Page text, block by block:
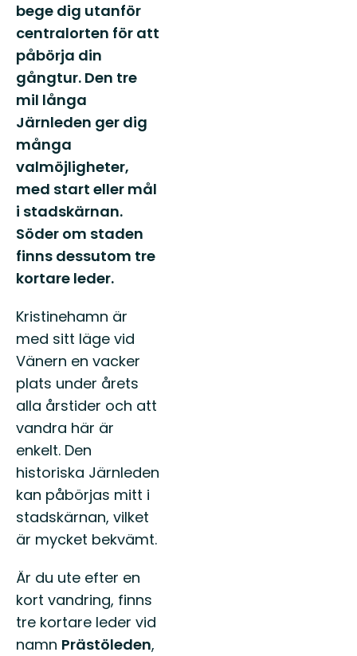
bege dig utanför
centralorten för att
påbörja din
gångtur. Den tre
mil långa
Järnleden ger dig
många
valmöjligheter,
med start eller mål
i stadskärnan.
Söder om staden
finns dessutom tre
kortare leder.
Kristinehamn är
med sitt läge vid
Vänern en vacker
plats under årets
alla årstider och att
vandra här är
enkelt. Den
historiska Järnleden
kan påbörjas mitt i
stadskärnan, vilket
är mycket bekvämt.
Är du ute efter en
kort vandring, finns
tre kortare leder vid
namn Prästöleden,